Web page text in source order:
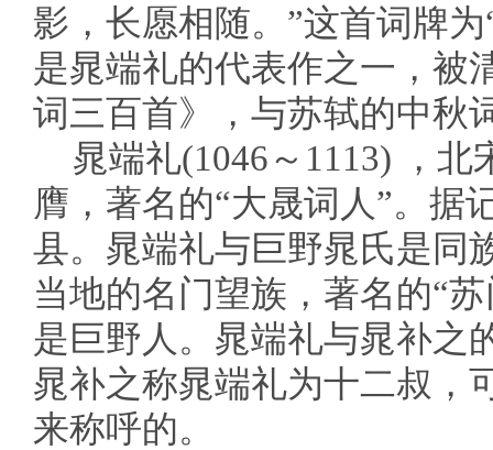
影，长愿相随。”这首词牌
是晁端礼的代表作之一，被
词三百首》，与苏轼的中秋
晁端礼(1046～1113) ，
膺，著名的“大晟词人”。据
县。晁端礼与巨野晁氏是同
当地的名门望族，著名的“
是巨野人。晁端礼与晁补之
晁补之称晁端礼为十二叔，
来称呼的。